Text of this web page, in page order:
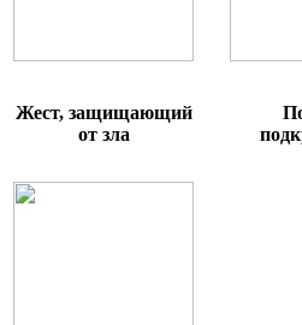
Жест, защищающий
от зла